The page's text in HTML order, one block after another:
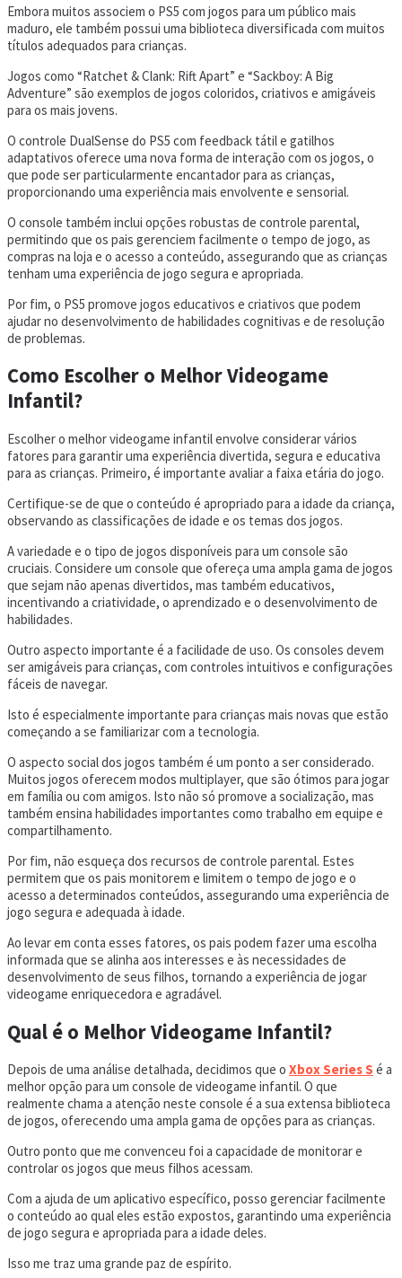
Embora muitos associem o PS5 com jogos para um público mais
maduro, ele também possui uma biblioteca diversificada com muitos
títulos adequados para crianças.
Jogos como “Ratchet & Clank: Rift Apart” e “Sackboy: A Big
Adventure” são exemplos de jogos coloridos, criativos e amigáveis
para os mais jovens.
O controle DualSense do PS5 com feedback tátil e gatilhos
adaptativos oferece uma nova forma de interação com os jogos, o
que pode ser particularmente encantador para as crianças,
proporcionando uma experiência mais envolvente e sensorial.
O console também inclui opções robustas de controle parental,
permitindo que os pais gerenciem facilmente o tempo de jogo, as
compras na loja e o acesso a conteúdo, assegurando que as crianças
tenham uma experiência de jogo segura e apropriada.
Por fim, o PS5 promove jogos educativos e criativos que podem
ajudar no desenvolvimento de habilidades cognitivas e de resolução
de problemas.
Como Escolher o Melhor Videogame
Infantil?
Escolher o melhor videogame infantil envolve considerar vários
fatores para garantir uma experiência divertida, segura e educativa
para as crianças. Primeiro, é importante avaliar a faixa etária do jogo.
Certifique-se de que o conteúdo é apropriado para a idade da criança,
observando as classificações de idade e os temas dos jogos.
A variedade e o tipo de jogos disponíveis para um console são
cruciais. Considere um console que ofereça uma ampla gama de jogos
que sejam não apenas divertidos, mas também educativos,
incentivando a criatividade, o aprendizado e o desenvolvimento de
habilidades.
Outro aspecto importante é a facilidade de uso. Os consoles devem
ser amigáveis para crianças, com controles intuitivos e configurações
fáceis de navegar.
Isto é especialmente importante para crianças mais novas que estão
começando a se familiarizar com a tecnologia.
O aspecto social dos jogos também é um ponto a ser considerado.
Muitos jogos oferecem modos multiplayer, que são ótimos para jogar
em família ou com amigos. Isto não só promove a socialização, mas
também ensina habilidades importantes como trabalho em equipe e
compartilhamento.
Por fim, não esqueça dos recursos de controle parental. Estes
permitem que os pais monitorem e limitem o tempo de jogo e o
acesso a determinados conteúdos, assegurando uma experiência de
jogo segura e adequada à idade.
Ao levar em conta esses fatores, os pais podem fazer uma escolha
informada que se alinha aos interesses e às necessidades de
desenvolvimento de seus filhos, tornando a experiência de jogar
videogame enriquecedora e agradável.
Qual é o Melhor Videogame Infantil?
Depois de uma análise detalhada, decidimos que o Xbox Series S é a
melhor opção para um console de videogame infantil. O que
realmente chama a atenção neste console é a sua extensa biblioteca
de jogos, oferecendo uma ampla gama de opções para as crianças.
Outro ponto que me convenceu foi a capacidade de monitorar e
controlar os jogos que meus filhos acessam.
Com a ajuda de um aplicativo específico, posso gerenciar facilmente
o conteúdo ao qual eles estão expostos, garantindo uma experiência
de jogo segura e apropriada para a idade deles.
Isso me traz uma grande paz de espírito.